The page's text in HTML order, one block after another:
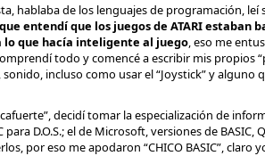
de los lenguajes de programación, leí
entendí que los juegos de ATARI estaban
lo que hacía inteligente al juego, eso me
todo y comencé a escribir mis propios
incluso como usar el “Joystick” y
decidí tomar la especialización de
D.O.S.; el de Microsoft, versiones de BASIC,
por eso me apodaron “CHICO BASIC”, claro